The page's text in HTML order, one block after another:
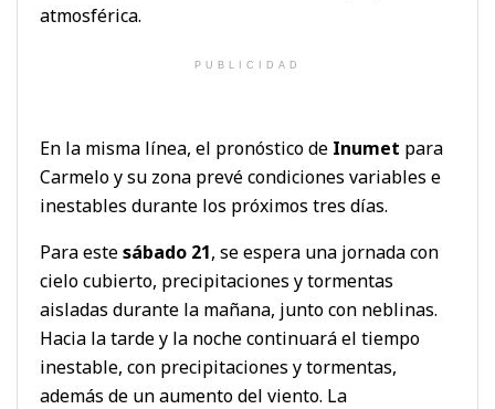
atmosférica.
PUBLICIDAD
En la misma línea, el pronóstico de Inumet para
Carmelo y su zona prevé condiciones variables e
inestables durante los próximos tres días.
Para estesábado 21, se espera una jornada con
cielo cubierto, precipitaciones y tormentas
aisladas durante la mañana, junto con neblinas.
Hacia la tarde y la noche continuará el tiempo
inestable, con precipitaciones y tormentas,
además de un aumento del viento. La